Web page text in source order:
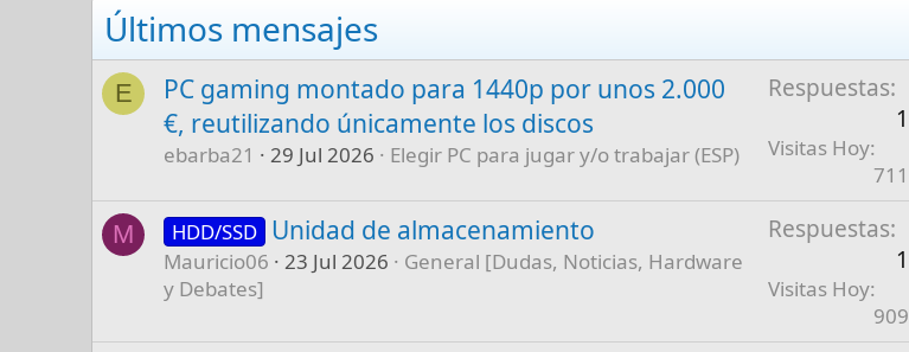
Últimos mensajes
E
PC gaming montado para 1440p por unos 2.000
€, reutilizando únicamente los discos
ebarba21 29 Jul 2026 Elegir PC para jugar y/o trabajar (ESP)
Respuestas
1
Visitas Hoy
711
M HDD/SSD Unidad de almacenamiento
Mauricio06 23 Jul 2026
General [Dudas, Noticias, Hardware
y Debates]
Respuestas
1
Visitas Hoy
909